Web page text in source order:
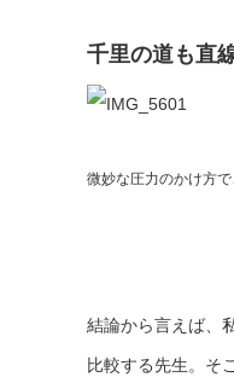
千里の道も直
微妙な圧力のかけ方で
結論から言えば、
比較する先生。そ